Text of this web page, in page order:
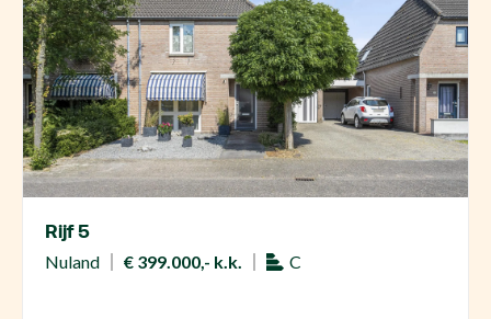
Rijf 5
Nuland € 399.000,- k.k. C